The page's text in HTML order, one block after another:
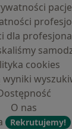
dla
cookies
wyniki
O nas
Rekrutujemy!